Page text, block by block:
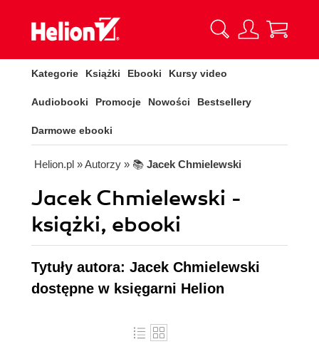
Kategorie Książki Ebooki Kursy video
Audiobooki Promocje Nowości Bestsellery
Darmowe ebooki
Helion.pl » Autorzy » 📚 Jacek Chmielewski
Jacek Chmielewski -
książki, ebooki
Tytuły autora: Jacek Chmielewski
dostępne w księgarni Helion